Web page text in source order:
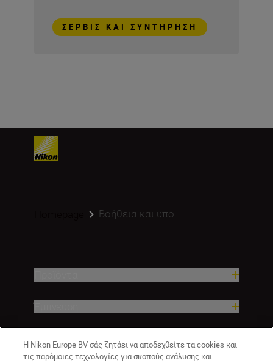
ΣΈΡΒΙΣ ΚΑΙ ΣΥΝΤΉΡΗΣΗ
Βοήθεια και υπο...
Βοήθεια και υποστήριξη
Η Nikon Europe BV σάς ζητάει να αποδεχθείτε τα cookies και
τις παρόμοιες τεχνολογίες για σκοπούς ανάλυσης και